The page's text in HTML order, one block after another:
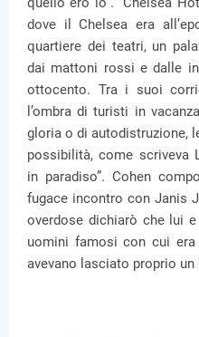
dove il Chelsea era
quartiere dei teatri, un
dai mattoni rossi e dalle
ottocento. Tra i suoi
l’ombra di turisti in
gloria o di autodistruzione,
possibilità, come scriveva
in paradiso”. Cohen
fugace incontro con Janis
overdose dichiarò che lui
uomini famosi con cui
avevano lasciato proprio un